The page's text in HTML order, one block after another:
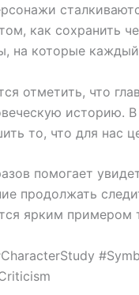
как сохранить
на которые
отметить, что
то, что для нас
помогает
продолжать
ярким